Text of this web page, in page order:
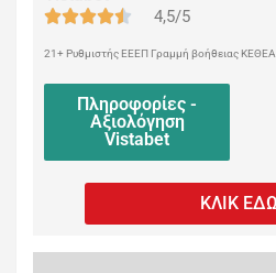
4,5/5
21+ Ρυθμιστής ΕΕΕΠ Γραμμή βοήθειας
Πληροφορίες -
Αξιολόγηση
Vistabet
ΚΛΙΚ